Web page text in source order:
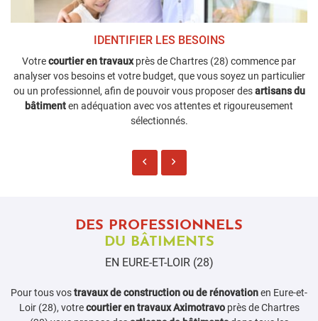
IDENTIFIER LES BESOINS
Votrecourtier en travauxprès de Chartres (28) commence par
analyser vos besoins et votre budget, que vous soyez un particulier
ou un professionnel, afin de pouvoir vous proposer desartisans du
bâtimenten adéquation avec vos attentes et rigoureusement
sélectionnés.
DES PROFESSIONNELS
DU BÂTIMENTS
EN EURE-ET-LOIR (28)
Pour tous vostravaux de construction ou de rénovationen Eure-et-
Loir (28), votrecourtier en travaux Aximotravoprès de Chartres